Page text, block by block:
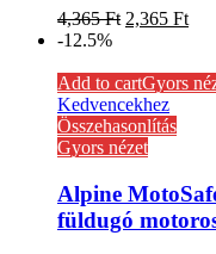
4,365Ft 2,365 Ft
-12.5%
Add to cartGyors
Kedvencekhez
Összehasonlítás
Gyors nézet
Alpine
füldugó